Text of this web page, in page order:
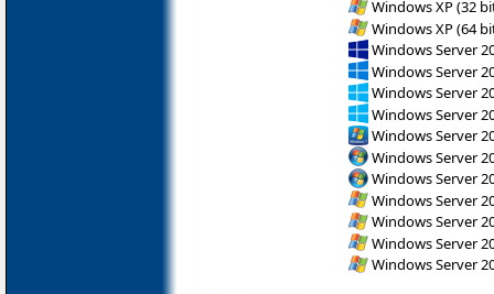
Windows XP (32
Windows XP (64
Windows Server
Windows Server
Windows Server
Windows Server
Windows Server
Windows Server
Windows Server
Windows Server
Windows Server
Windows Server
Windows Server